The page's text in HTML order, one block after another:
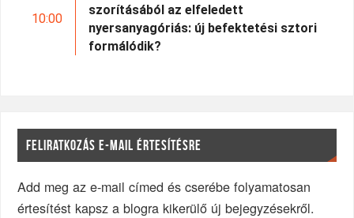
10:00
szorításából az elfeledett
nyersanyagóriás: új befektetési sztori
formálódik?
FELIRATKOZÁS E-MAIL ÉRTESÍTÉSRE
Add meg az e-mail címed és cserébe folyamatosan
értesítést kapsz a blogra kikerülő új bejegyzésekről.